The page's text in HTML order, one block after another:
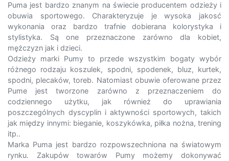
Puma jest bardzo znanym na świecie producentem odzieży i
obuwia sportowego. Charakteryzuje je wysoka jakosć
wykonania oraz bardzo trafnie dobierana kolorystyka i
stylistyka. Są one przeznaczone zarówno dla kobiet,
mężczyzn jak i dzieci.
Odzieży marki Pumy to przede wszystkim bogaty wybór
różnego rodzaju koszulek, spodni, spodenek, bluz, kurtek,
spodni, plecaków, toreb. Natomiast obuwie oferowane przez
Pume jest tworzone zarówno z przeznaczeniem do
codziennego użytku, jak również do uprawiania
poszczególnych dyscyplin i aktywności sportowych, takich
jak między innymi: bieganie, koszykówka, piłka nożna, trening
itp..
Marka Puma jest bardzo rozpowszechniona na światowym
rynku. Zakupów towarów Pumy możemy dokonywać